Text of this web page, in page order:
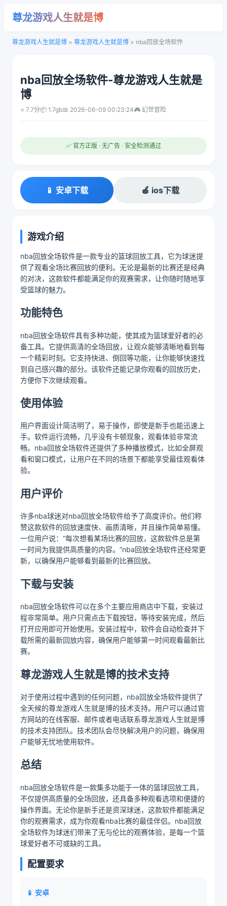
尊龙游戏人生就是博
尊龙游戏人生就是博 > 尊龙游戏人生就是博 > nba回放全场软件
nba回放全场软件-尊龙游戏人生就是
博
⭐ 7.7分📦 1.7gb📅 2026-06-09 00:23:24🎮 幻世冒险
✅ 官方正版 · 无广告 · 安全检测通过
📱 安卓下载 🍎 ios下载
游戏介绍
nba回放全场软件是一款专业的篮球回放工具，它为球迷提
供了观看全场比赛回放的便利。无论是最新的比赛还是经典
的对决，这款软件都能满足你的观赛需求，让你随时随地享
受篮球的魅力。
功能特色
nba回放全场软件具有多种功能，使其成为篮球爱好者的必
备工具。它提供高清的全场回放，让观众能够清晰地看到每
一个精彩时刻。它支持快进、倒回等功能，让你能够快速找
到自己感兴趣的部分。该软件还能记录你观看的回放历史，
方便你下次继续观看。
使用体验
用户界面设计简洁明了，易于操作，即使是新手也能迅速上
手。软件运行流畅，几乎没有卡顿现象，观看体验非常流
畅。nba回放全场软件还提供了多种播放模式，比如全屏观
看和窗口模式，让用户在不同的场景下都能享受最佳观看体
验。
用户评价
许多nba球迷对nba回放全场软件给予了高度评价。他们称
赞这款软件的回放速度快、画质清晰，并且操作简单易懂。
一位用户说：“每次想看某场比赛的回放，这款软件总是第
一时间为我提供高质量的内容。”nba回放全场软件还经常更
新，以确保用户能够看到最新的比赛回放。
下载与安装
nba回放全场软件可以在多个主要应用商店中下载，安装过
程非常简单。用户只需点击下载按钮，等待安装完成，然后
打开应用即可开始使用。安装过程中，软件会自动检查并下
载所需的最新回放内容，确保用户能够第一时间观看最新比
赛。
尊龙游戏人生就是博的技术支持
对于使用过程中遇到的任何问题，nba回放全场软件提供了
全天候的尊龙游戏人生就是博的技术支持。用户可以通过官
方网站的在线客服、邮件或者电话联系尊龙游戏人生就是博
的技术支持团队。技术团队会尽快解决用户的问题，确保用
户能够无忧地使用软件。
总结
nba回放全场软件是一款集多功能于一体的篮球回放工具，
不仅提供高质量的全场回放，还具备多种观看选项和便捷的
操作界面。无论你是新手还是资深球迷，这款软件都能满足
你的观赛需求，成为你观看nba比赛的最佳伴侣。nba回放
全场软件为球迷们带来了无与伦比的观赛体验，是每一个篮
球爱好者不可或缺的工具。
配置要求
📱 安卓